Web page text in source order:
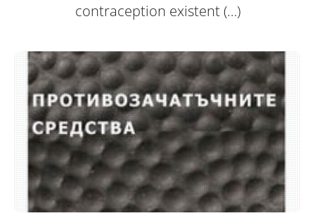
contraception existent (…)